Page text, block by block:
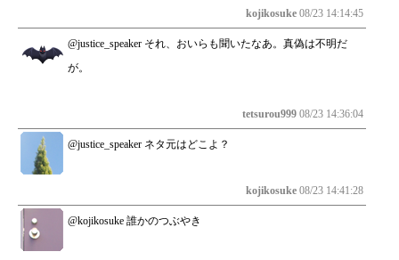
kojikosuke 08/23 14:14:45
@justice_speaker それ、おいらも聞いたなあ。真偽は不明だ
が。
tetsurou999 08/23 14:36:04
@justice_speaker ネタ元はどこよ？
kojikosuke 08/23 14:41:28
@kojikosuke 誰かのつぶやき